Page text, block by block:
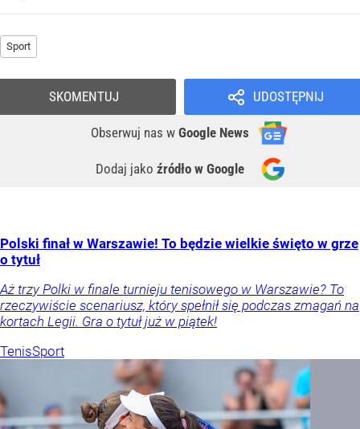
Sport
UDOSTĘPNIJ
Obserwuj nas w Google News
Dodaj jako źródło w Google
SKOMENTUJ
Polski finał w Warszawie! To będzie wielkie święto w grze
o tytuł
Aż trzy Polki w finale turnieju tenisowego w Warszawie? To
rzeczywiście scenariusz, który spełnił się podczas zmagań na
kortach Legii. Gra o tytuł już w piątek!
TenisSport